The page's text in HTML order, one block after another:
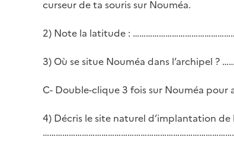
curseur de ta souris sur Nouméa.
2) Note la latitude :
3) Où se situe Nouméa dans
C- Double-clique 3 fois sur Nouméa
4) Décris le site naturel d’implantation